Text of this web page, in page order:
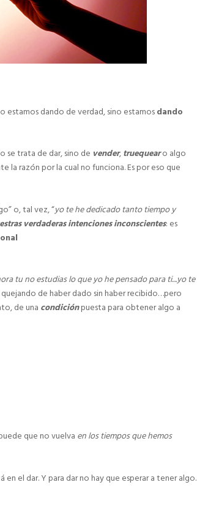
estamos dando de verdad, sino estamosdando
se trata de dar, sino de vender,truequearo algo
la razón por la cual no funciona. Es por eso que
o, tal vez, “yo te he dedicado tanto tiempo y
verdaderas intenciones inconscientes: es
tu no estudias lo que yo he pensado para ti....yo te
de haber dado sin haber recibido…pero
de una condiciónpuesta para obtener algo a
que no vuelva en los tiempos que hemos
el dar. Y para dar no hay que esperar a tener algo.